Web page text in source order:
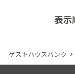
表示
ゲストハウスバンク >